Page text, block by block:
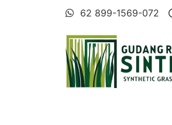
62 899-1569-072